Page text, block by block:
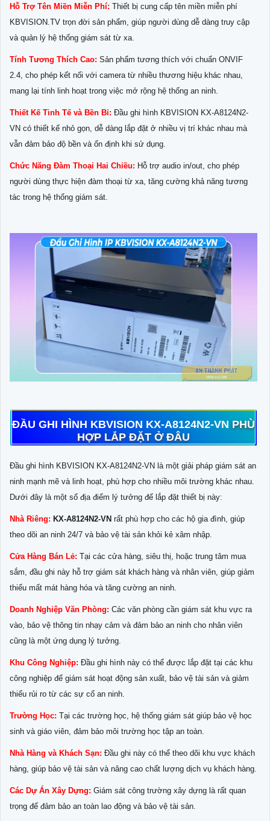
Hỗ Trợ Tên Miền Miễn Phí: Thiết bị cung cấp tên miền miễn phí
KBVISION.TV trọn đời sản phẩm, giúp người dùng dễ dàng truy cập
và quản lý hệ thống giám sát từ xa.
Tính Tương Thích Cao: Sản phẩm tương thích với chuẩn ONVIF
2.4, cho phép kết nối với camera từ nhiều thương hiệu khác nhau,
mang lại tính linh hoạt trong việc mở rộng hệ thống an ninh.
Thiết Kế Tinh Tế và Bền Bỉ: Đầu ghi hình KBVISION KX-A8124N2-
VN có thiết kế nhỏ gọn, dễ dàng lắp đặt ở nhiều vị trí khác nhau mà
vẫn đảm bảo độ bền và ổn định khi sử dụng.
Chức Năng Đàm Thoại Hai Chiều: Hỗ trợ audio in/out, cho phép
người dùng thực hiện đàm thoại từ xa, tăng cường khả năng tương
tác trong hệ thống giám sát.
ĐẦU GHI HÌNH KBVISION KX-A8124N2-VN PHÙ
HỢP LẮP ĐẶT Ở ĐÂU
Đầu ghi hình KBVISION KX-A8124N2-VN là một giải pháp giám sát an
ninh mạnh mẽ và linh hoạt, phù hợp cho nhiều môi trường khác nhau.
Dưới đây là một số địa điểm lý tưởng để lắp đặt thiết bị này:
Nhà Riêng: KX-A8124N2-VN rất phù hợp cho các hộ gia đình, giúp
theo dõi an ninh 24/7 và bảo vệ tài sản khỏi kẻ xâm nhập.
Cửa Hàng Bán Lẻ: Tại các cửa hàng, siêu thị, hoặc trung tâm mua
sắm, đầu ghi này hỗ trợ giám sát khách hàng và nhân viên, giúp giảm
thiểu mất mát hàng hóa và tăng cường an ninh.
Doanh Nghiệp Văn Phòng: Các văn phòng cần giám sát khu vực ra
vào, bảo vệ thông tin nhạy cảm và đảm bảo an ninh cho nhân viên
cũng là một ứng dụng lý tưởng.
Khu Công Nghiệp: Đầu ghi hình này có thể được lắp đặt tại các khu
công nghiệp để giám sát hoạt động sản xuất, bảo vệ tài sản và giảm
thiểu rủi ro từ các sự cố an ninh.
Trường Học: Tại các trường học, hệ thống giám sát giúp bảo vệ học
sinh và giáo viên, đảm bảo môi trường học tập an toàn.
Nhà Hàng và Khách Sạn: Đầu ghi này có thể theo dõi khu vực khách
hàng, giúp bảo vệ tài sản và nâng cao chất lượng dịch vụ khách hàng.
Các Dự Án Xây Dựng: Giám sát công trường xây dựng là rất quan
trọng để đảm bảo an toàn lao động và bảo vệ tài sản.